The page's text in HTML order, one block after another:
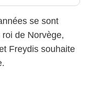
se sont
de Norvège,
Freydis souhaite